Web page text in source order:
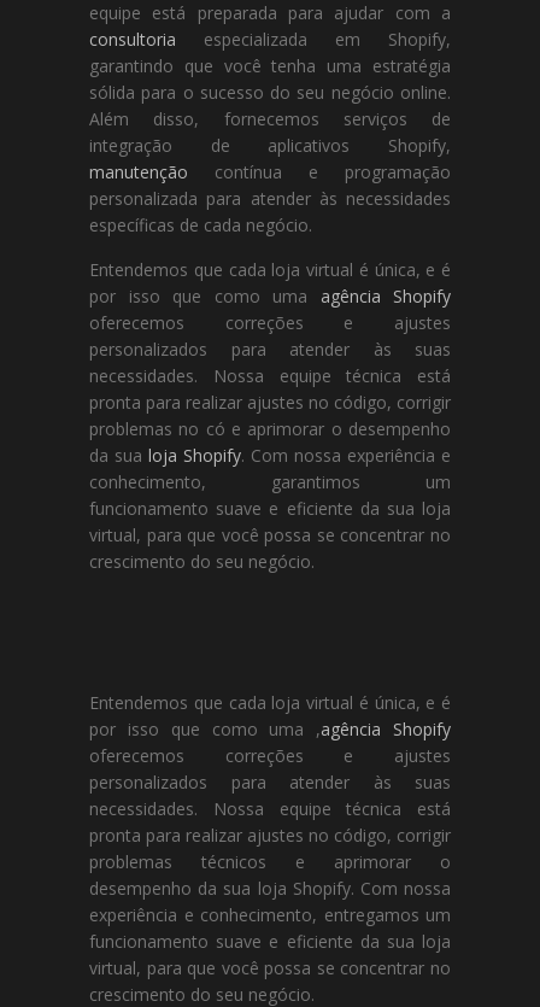
equipe está preparada para ajudar com a
consultoria especializada em Shopify,
garantindo que você tenha uma estratégia
sólida para o sucesso do seu negócio online.
Além disso, fornecemos serviços de
integração de aplicativos Shopify,
manutenção contínua e programação
personalizada para atender às necessidades
específicas de cada negócio.
Entendemos que cada loja virtual é única, e é
por isso que como uma agência Shopify
oferecemos correções e ajustes
personalizados para atender às suas
necessidades. Nossa equipe técnica está
pronta para realizar ajustes no código, corrigir
problemas no có e aprimorar o desempenho
da sua loja Shopify. Com nossa experiência e
conhecimento, garantimos um
funcionamento suave e eficiente da sua loja
virtual, para que você possa se concentrar no
crescimento do seu negócio.
Entendemos que cada loja virtual é única, e é
por isso que como uma ,agência Shopify
oferecemos correções e ajustes
personalizados para atender às suas
necessidades. Nossa equipe técnica está
pronta para realizar ajustes no código, corrigir
problemas técnicos e aprimorar o
desempenho da sua loja Shopify. Com nossa
experiência e conhecimento, entregamos um
funcionamento suave e eficiente da sua loja
virtual, para que você possa se concentrar no
crescimento do seu negócio.